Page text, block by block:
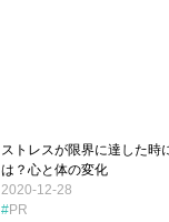
ストレスが限界に達した時
は？心と体の変化
2020-12-28
PR